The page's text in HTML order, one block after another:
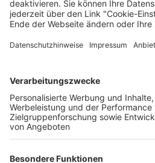
Freiburger Wochenbericht